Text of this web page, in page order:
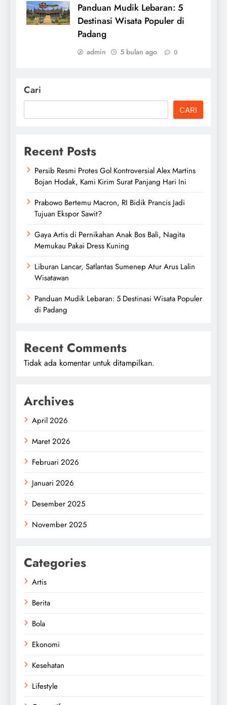
Panduan Mudik Lebaran: 5
Destinasi Wisata Populer di
Padang
admin 5 bulan ago 0
Cari
CARI
Recent Posts
Persib Resmi Protes Gol Kontroversial Alex Martins
Bojan Hodak, Kami Kirim Surat Panjang Hari Ini
Prabowo Bertemu Macron, RI Bidik Prancis Jadi
Tujuan Ekspor Sawit?
Gaya Artis di Pernikahan Anak Bos Bali, Nagita
Memukau Pakai Dress Kuning
Liburan Lancar, Satlantas Sumenep Atur Arus Lalin
Wisatawan
Panduan Mudik Lebaran: 5 Destinasi Wisata Populer
di Padang
Recent Comments
Tidak ada komentar untuk ditampilkan.
Archives
April 2026
Maret 2026
Februari 2026
Januari 2026
Desember 2025
November 2025
Categories
Artis
Berita
Bola
Ekonomi
Kesehatan
Lifestyle